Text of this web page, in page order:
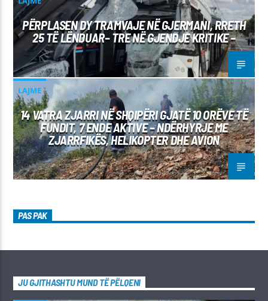
PËRPLASEN DY TRAMVAJE NË GJERMANI, RRETH
25 TË LËNDUAR– TRE NË GJENDJE KRITIKE –
LAJME
14 VATRA ZJARRI NË SHQIPËRI GJATË 10 ORËVE TË
FUNDIT, 7 ENDE AKTIVE – NDËRHYRJE ME
ZJARRFIKËS, HELIKOPTER DHE AVION
PAS PAK
JU GJITHASHTU MUND TË PËLQENI